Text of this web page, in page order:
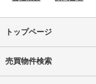
トップページ
売買物件検索